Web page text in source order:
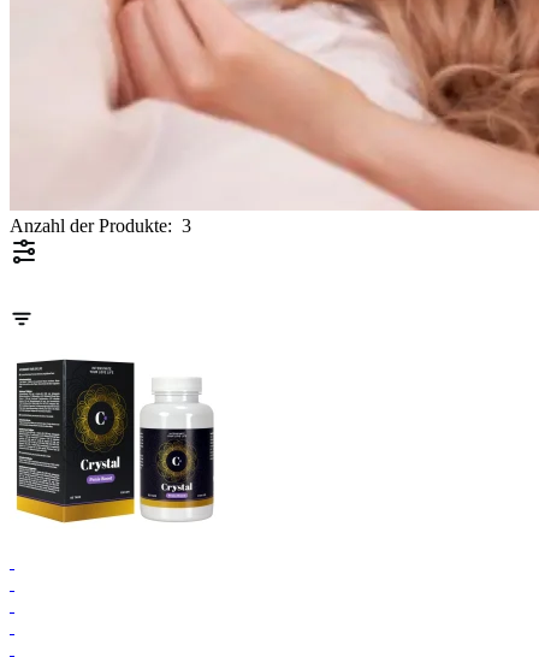
Anzahl der Produkte: 3